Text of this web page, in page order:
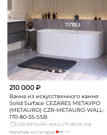
210 000 ₽
Ванна из искусственного камня
Solid Surface CEZARES МЕТАУРО
(METAURO) CZR-METAURO-WALL-
170-80-55-SSB
CZR-METAURO-WALL-170-80-55-SSB
Наличие на складах: